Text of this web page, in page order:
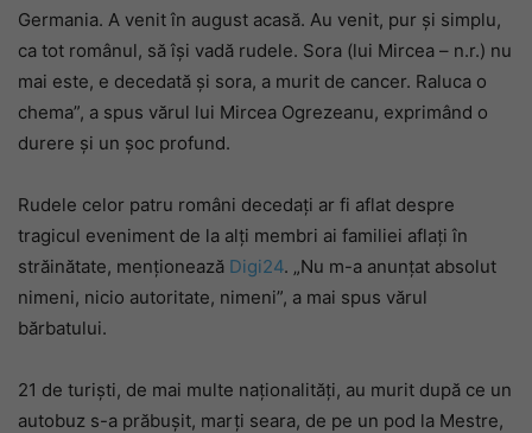
Germania. A venit în august acasă. Au venit, pur și simplu,
ca tot românul, să își vadă rudele. Sora (lui Mircea – n.r.) nu
mai este, e decedată și sora, a murit de cancer. Raluca o
chema”, a spus vărul lui Mircea Ogrezeanu, exprimând o
durere și un șoc profund.
Rudele celor patru români decedați ar fi aflat despre
tragicul eveniment de la alți membri ai familiei aflați în
străinătate, menționează Digi24. „Nu m-a anunțat absolut
nimeni, nicio autoritate, nimeni”, a mai spus vărul
bărbatului.
21 de turiști, de mai multe naționalități, au murit după ce un
autobuz s-a prăbuşit, marţi seara, de pe un pod la Mestre,